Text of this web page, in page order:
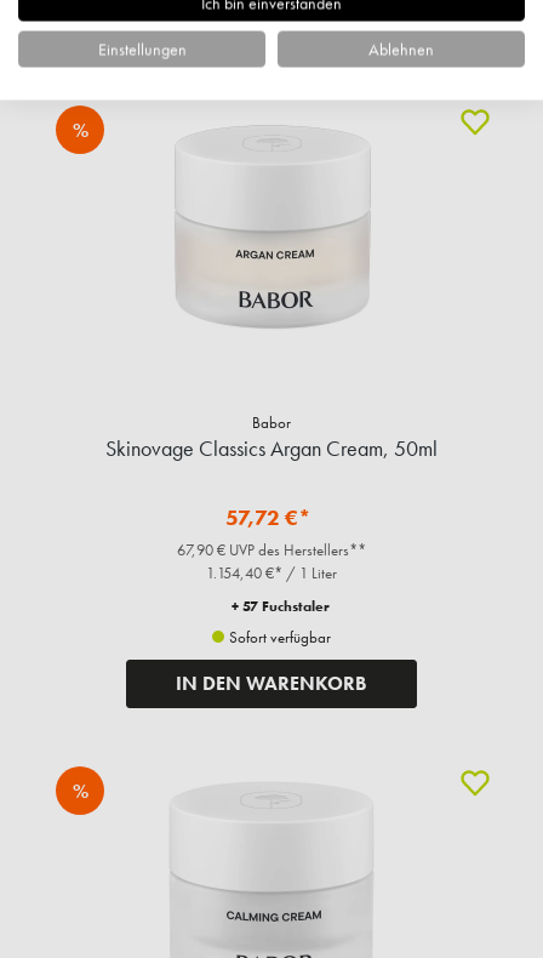
IN DEN WARENKORB
%
Babor
Skinovage Classics Argan Cream, 50ml
57,72 €*
67,90 € UVP des Herstellers**
1.154,40 €* / 1 Liter
+ 57 Fuchstaler
Sofort verfügbar
IN DEN WARENKORB
%
Einstellungen Ablehnen